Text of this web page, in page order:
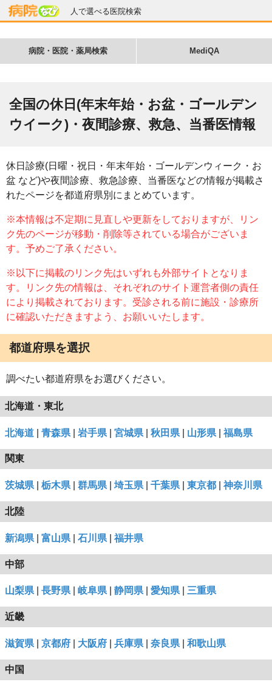
人で選べる医院検索
病院・医院・薬局検索 MediQA
全国の休日(年末年始・お盆・ゴールデン
ウイーク)・夜間診療、救急、当番医情報
休日診療(日曜・祝日・年末年始・ゴールデンウィーク・お
盆 など)や夜間診療、救急診療、当番医などの情報が掲載さ
れたページを都道府県別にまとめています。
※本情報は不定期に見直しや更新をしておりますが、リン
ク先のページが移動・削除等されている場合がございま
す。予めご了承ください。
※以下に掲載のリンク先はいずれも外部サイトとなりま
す。リンク先の情報は、それぞれのサイト運営者側の責任
により掲載されております。受診される前に施設・診療所
に確認いただきますよう、お願いいたします。
都道府県を選択
調べたい都道府県をお選びください。
北海道・東北
北海道 青森県 岩手県 宮城県 秋田県 山形県 福島県
関東
茨城県 栃木県 群馬県 埼玉県 千葉県 東京都 神奈川県
北陸
新潟県 富山県 石川県 福井県
中部
山梨県 長野県 岐阜県 静岡県 愛知県 三重県
近畿
滋賀県 京都府 大阪府 兵庫県 奈良県 和歌山県
中国